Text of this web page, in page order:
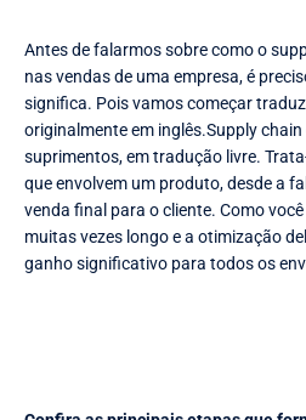
Antes de falarmos sobre como o
nas vendas de uma empresa, é
significa. Pois vamos começar
originalmente em inglês.Supply
suprimentos, em tradução livre.
que envolvem um produto, desde a
venda final para o cliente. Como
muitas vezes longo e a otimização
ganho significativo para todos os